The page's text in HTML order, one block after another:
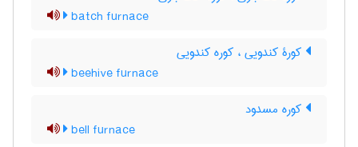
batch furnace
کورۀ کندویی ، کوره کندویی
beehive furnace
کوره مسدود
bell furnace